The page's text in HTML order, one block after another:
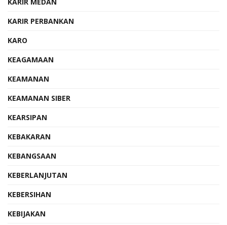
KARIR PERBANKAN
KARO
KEAGAMAAN
KEAMANAN
KEAMANAN SIBER
KEARSIPAN
KEBAKARAN
KEBANGSAAN
KEBERLANJUTAN
KEBERSIHAN
KEBIJAKAN